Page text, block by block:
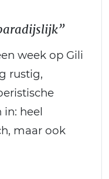
week op Gili
rustig,
in: heel
maar ook